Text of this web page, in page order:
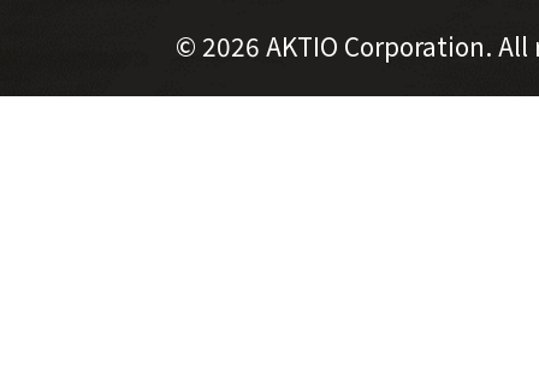
© 2026 AKTIO Corporation.